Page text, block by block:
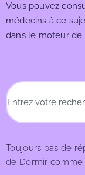
Vous pouvez
médecins à ce
dans le moteur de
Toujours pas de
de Dormir